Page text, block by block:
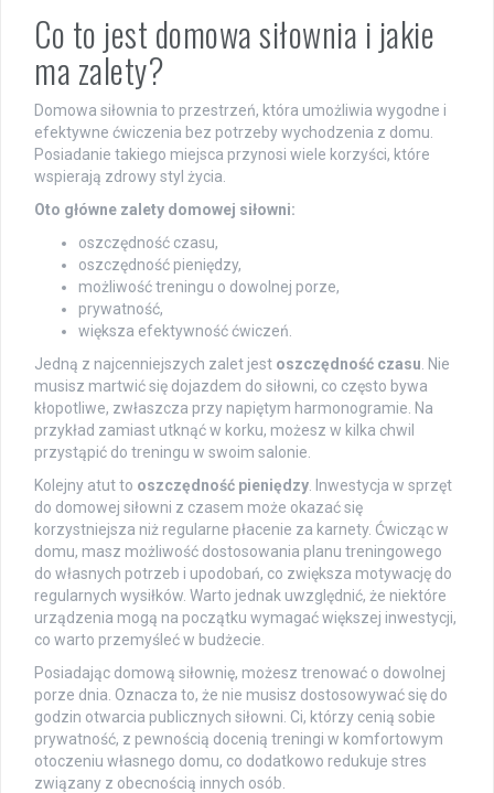
Co to jest domowa siłownia i jakie
ma zalety?
Domowa siłownia to przestrzeń, która umożliwia wygodne i
efektywne ćwiczenia bez potrzeby wychodzenia z domu.
Posiadanie takiego miejsca przynosi wiele korzyści, które
wspierają zdrowy styl życia.
Oto główne zalety domowej siłowni:
oszczędność czasu,
oszczędność pieniędzy,
możliwość treningu o dowolnej porze,
prywatność,
większa efektywność ćwiczeń.
Jedną z najcenniejszych zalet jest oszczędność czasu . Nie
musisz martwić się dojazdem do siłowni, co często bywa
kłopotliwe, zwłaszcza przy napiętym harmonogramie. Na
przykład zamiast utknąć w korku, możesz w kilka chwil
przystąpić do treningu w swoim salonie.
Kolejny atut to oszczędność pieniędzy . Inwestycja w sprzęt
do domowej siłowni z czasem może okazać się
korzystniejsza niż regularne płacenie za karnety. Ćwicząc w
domu, masz możliwość dostosowania planu treningowego
do własnych potrzeb i upodobań, co zwiększa motywację do
regularnych wysiłków. Warto jednak uwzględnić, że niektóre
urządzenia mogą na początku wymagać większej inwestycji,
co warto przemyśleć w budżecie.
Posiadając domową siłownię, możesz trenować o dowolnej
porze dnia. Oznacza to, że nie musisz dostosowywać się do
godzin otwarcia publicznych siłowni. Ci, którzy cenią sobie
prywatność, z pewnością docenią treningi w komfortowym
otoczeniu własnego domu, co dodatkowo redukuje stres
związany z obecnością innych osób.